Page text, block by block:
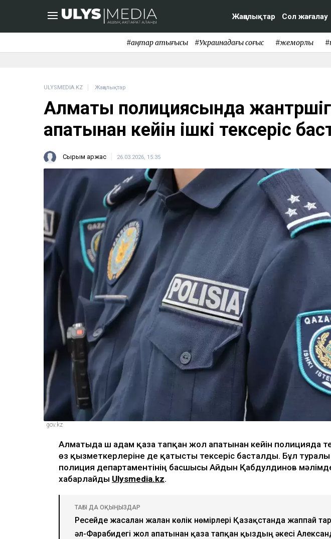
Жаңалықтар Сол жағалау
#қаңтар қақтығысы #Украинадағы соғыс #жемқорлық
ULYSMEDIA.KZ Жаңалықтар
Алматы полициясында
апатынан кейін ішкі тексеріс
Сырым Қаржас 26.03.2026, 15:35
gov.kz
Алматыда үш адам қаза тапқан жол апатынан кейін полицияда
өз қызметкерлеріне де қатысты тексеріс басталды. Бұл
полиция департаментінің басшысы Айдын Қабдулдинов
хабарлайды Ulysmedia.kz.
ТАҒЫ ДА ОҚЫҢЫЗДАР
Ресейде жасалған жалған көлік нөмірлері Қазақстанда жаппай
әл-Фарабидегі жол апатынан қаза тапқан қыздың әкесі